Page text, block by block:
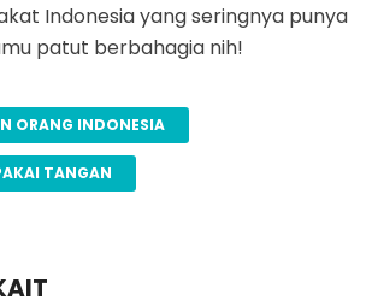
Indonesia yang seringnya punya
patut berbahagia nih!
ORANG INDONESIA
TANGAN